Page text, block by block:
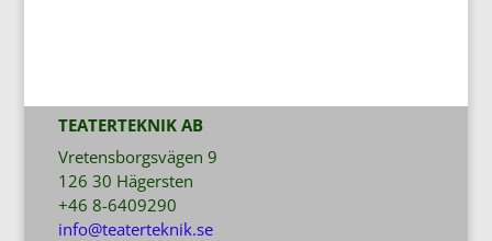
TEATERTEKNIK AB
Vretensborgsvägen 9
126 30 Hägersten
+46 8-6409290
info@teaterteknik.se